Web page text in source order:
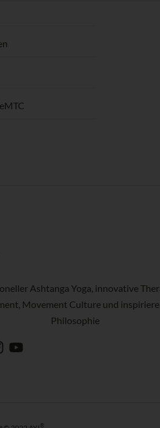
Ashtanga Yoga, innovative
Movement Culture und
Philosophie
®